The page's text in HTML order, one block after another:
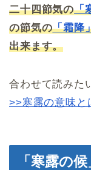
二十四節気の「
の節気の「霜降
出来ます。
合わせて読みた
>>寒露の意味と
「寒露の